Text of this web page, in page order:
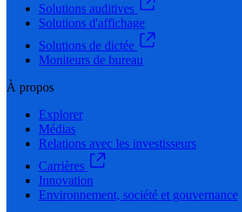
Solutions auditives
Solutions d'affichage
Solutions de dictée
Moniteurs de bureau
À propos
Explorer
Médias
Relations avec les investisseurs
Carrières
Innovation
Environnement, société et gouvernance